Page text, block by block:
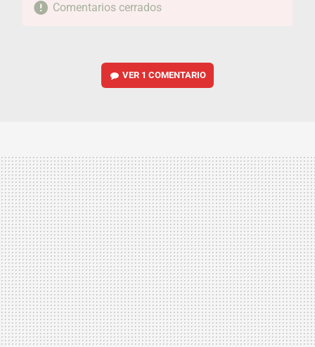
Comentarios cerrados
VER 1 COMENTARIO